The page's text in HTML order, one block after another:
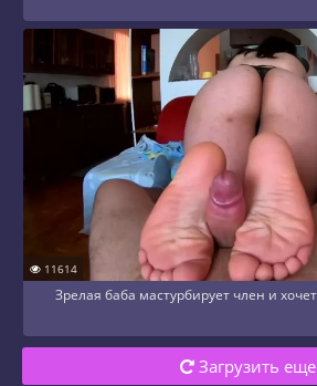
11614
Зрелая баба мастурбирует член и
Загрузить еще